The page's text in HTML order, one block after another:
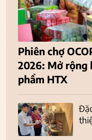
Phiên chợ
2026: Mở rộng
phẩm HTX